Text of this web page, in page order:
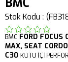
Stok Kodu
BMC FORD FOCUS
MAX, SEAT
C30 KUTU İÇİ